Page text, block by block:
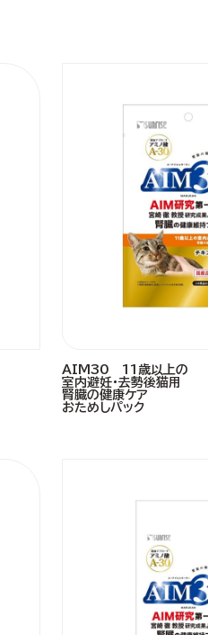
AIM30 11歳以上の
室内避妊・去勢後猫用
腎臓の健康ケア
おためしパック